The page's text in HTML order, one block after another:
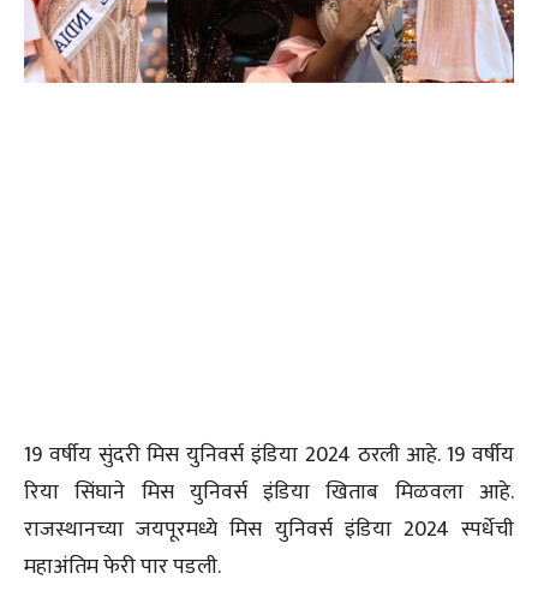
19 वर्षीय सुंदरी मिस युनिवर्स इंडिया 2024 ठरली आहे. 19 वर्षीय
रिया सिंघाने मिस युनिवर्स इंडिया खिताब मिळवला आहे.
राजस्थानच्या जयपूरमध्ये मिस युनिवर्स इंडिया 2024 स्पर्धेची
महाअंतिम फेरी पार पडली.